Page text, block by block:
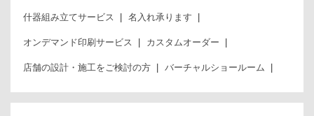
什器組み立てサービス 名入れ承ります
オンデマンド印刷サービス カスタムオーダー
店舗の設計・施工をご検討の方 バーチャルショールーム